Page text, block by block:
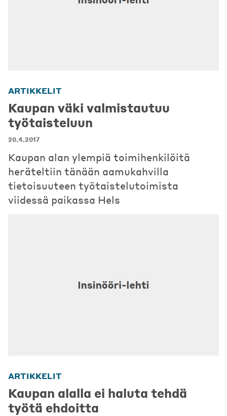
ARTIKKELIT
Kaupan väki valmistautuu
työtaisteluun
20.4.2017
Kaupan alan ylempiä toimihenkilöitä
heräteltiin tänään aamukahvilla
tietoisuuteen työtaistelutoimista
viidessä paikassa Hels
ARTIKKELIT
Kaupan alalla ei haluta tehdä
työtä ehdoitta